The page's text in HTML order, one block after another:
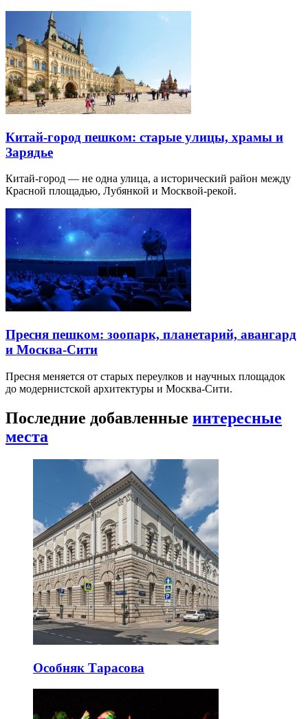
Китай-город пешком: старые улицы, храмы и
Зарядье
Китай-город — не одна улица, а исторический район между
Красной площадью, Лубянкой и Москвой-рекой.
Пресня пешком: зоопарк, планетарий, авангард
и Москва-Сити
Пресня меняется от старых переулков и научных площадок
до модернистской архитектуры и Москва-Сити.
Последние добавленные интересные
места
Особняк Тарасова